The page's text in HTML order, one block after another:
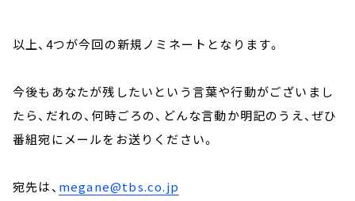
以上、4つが今回の新規ノミネートとなります。
今後もあなたが残したいという言葉や行動がございまし
たら、だれの、何時ごろの、どんな言動か明記のうえ、ぜひ
番組宛にメールをお送りください。
宛先は、 megane@tbs.co.jp